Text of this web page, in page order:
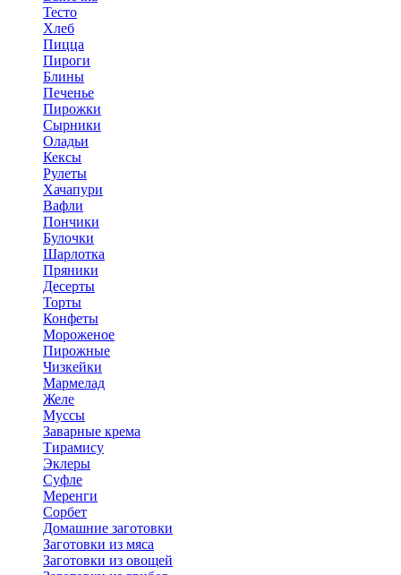
Тесто
Хлеб
Пицца
Пироги
Блины
Печенье
Пирожки
Сырники
Оладьи
Кексы
Рулеты
Хачапури
Вафли
Пончики
Булочки
Шарлотка
Пряники
Десерты
Торты
Конфеты
Мороженое
Пирожные
Чизкейки
Мармелад
Желе
Муссы
Заварные крема
Тирамису
Эклеры
Суфле
Меренги
Сорбет
Домашние заготовки
Заготовки из мяса
Заготовки из овощей